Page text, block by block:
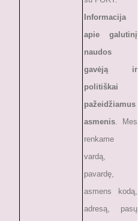
Informacija
apie galutinį
naudos
gavėją ir
politiškai
pažeidžiamus
asmenis. Mes
renkame
vardą,
pavardę,
asmens kodą,
adresą, pasų